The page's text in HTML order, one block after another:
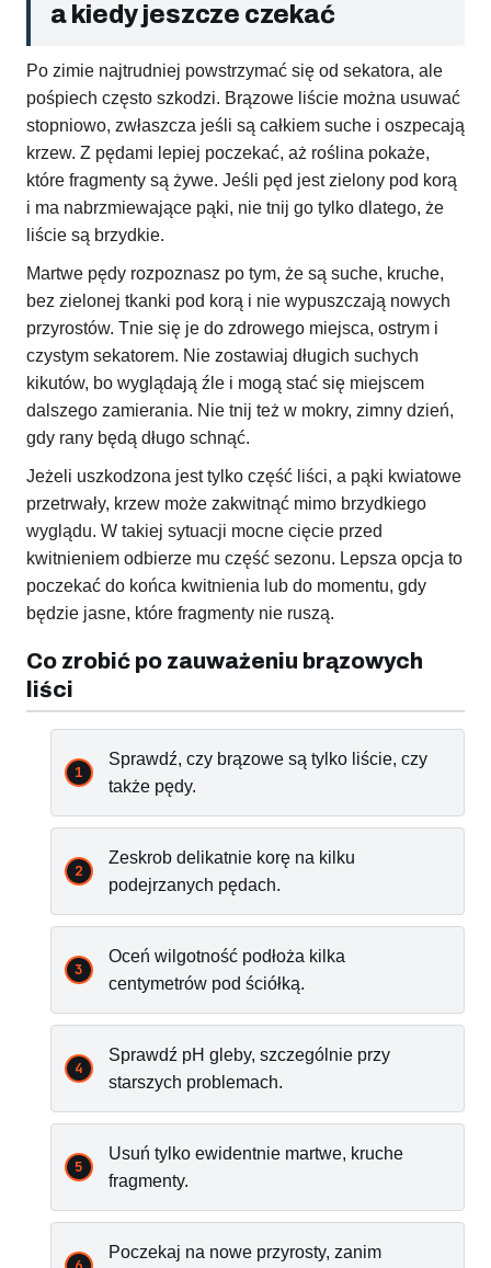
a kiedy jeszcze czekać
Po zimie najtrudniej powstrzymać się od sekatora, ale
pośpiech często szkodzi. Brązowe liście można usuwać
stopniowo, zwłaszcza jeśli są całkiem suche i oszpecają
krzew. Z pędami lepiej poczekać, aż roślina pokaże,
które fragmenty są żywe. Jeśli pęd jest zielony pod korą
i ma nabrzmiewające pąki, nie tnij go tylko dlatego, że
liście są brzydkie.
Martwe pędy rozpoznasz po tym, że są suche, kruche,
bez zielonej tkanki pod korą i nie wypuszczają nowych
przyrostów. Tnie się je do zdrowego miejsca, ostrym i
czystym sekatorem. Nie zostawiaj długich suchych
kikutów, bo wyglądają źle i mogą stać się miejscem
dalszego zamierania. Nie tnij też w mokry, zimny dzień,
gdy rany będą długo schnąć.
Jeżeli uszkodzona jest tylko część liści, a pąki kwiatowe
przetrwały, krzew może zakwitnąć mimo brzydkiego
wyglądu. W takiej sytuacji mocne cięcie przed
kwitnieniem odbierze mu część sezonu. Lepsza opcja to
poczekać do końca kwitnienia lub do momentu, gdy
będzie jasne, które fragmenty nie ruszą.
Co zrobić po zauważeniu brązowych
liści
Sprawdź, czy brązowe są tylko liście, czy
także pędy.
Zeskrob delikatnie korę na kilku
podejrzanych pędach.
Oceń wilgotność podłoża kilka
centymetrów pod ściółką.
Sprawdź pH gleby, szczególnie przy
starszych problemach.
Usuń tylko ewidentnie martwe, kruche
fragmenty.
Poczekaj na nowe przyrosty, zanim